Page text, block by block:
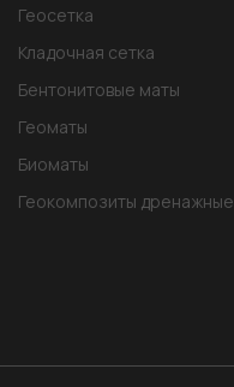
Геосетка
Кладочная сетка
Бентонитовые маты
Геоматы
Биоматы
Геокомпозиты дренажные